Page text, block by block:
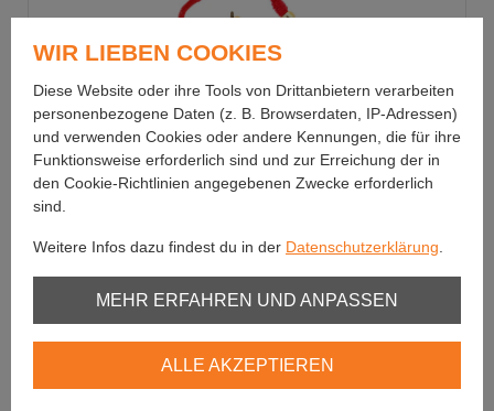
Züri Nymphe 210-21 #12
WIR LIEBEN COOKIES
Diese Website oder ihre Tools von Drittanbietern verarbeiten
personenbezogene Daten (z. B. Browserdaten, IP-Adressen)
und verwenden Cookies oder andere Kennungen, die für ihre
Funktionsweise erforderlich sind und zur Erreichung der in
den Cookie-Richtlinien angegebenen Zwecke erforderlich
sind.
Weitere Infos dazu findest du in der Datenschutzerklärung
Unbedingt erforderlich
MEHR ERFAHREN UND ANPASSEN
ALLE AKZEPTIEREN